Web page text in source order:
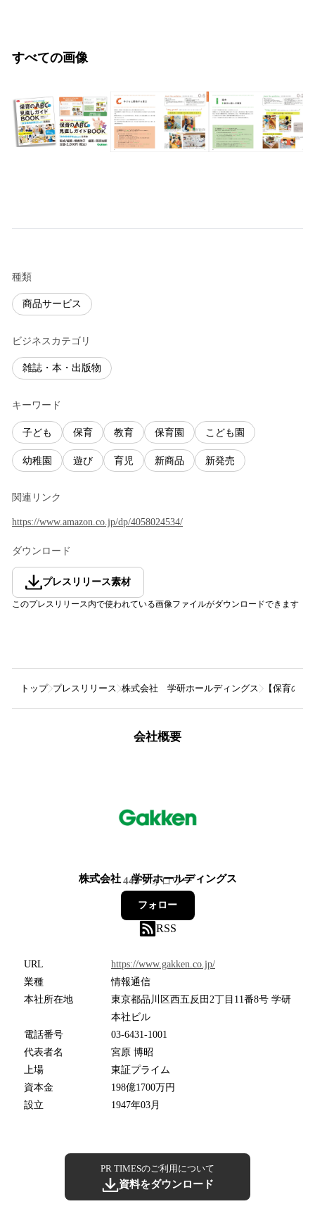
すべての画像
種類
商品サービス
ビジネスカテゴリ
雑誌・本・出版物
キーワード
子ども 保育 教育 保育園 こども園
幼稚園 遊び 育児 新商品 新発売
関連リンク
https://www.amazon.co.jp/dp/4058024534/
ダウンロード
プレスリリース素材
このプレスリリース内で使われている画像ファイルがダウンロードできます
トップ プレスリリース 株式会社 学研ホールディングス 【保育の
会社概要
株式会社 学研ホールディングス
445フォロワー
フォロー
RSS
URL
https://www.gakken.co.jp/
業種
情報通信
本社所在地
東京都品川区西五反田2丁目11番8号 学研
本社ビル
電話番号
03-6431-1001
代表者名
宮原 博昭
上場
東証プライム
資本金
198億1700万円
設立
1947年03月
PR TIMESのご利用について
資料をダウンロード